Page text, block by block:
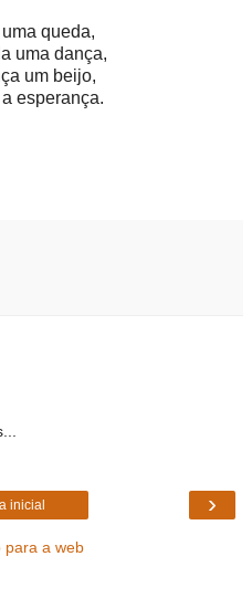
queda,
uma dança,
um beijo,
esperança.
›
inicial
para a web